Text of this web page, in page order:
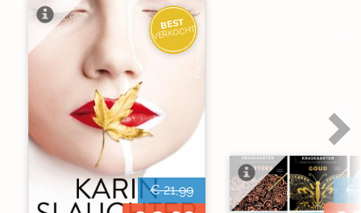
BEST
VERKOCHT
€ 21,99 €